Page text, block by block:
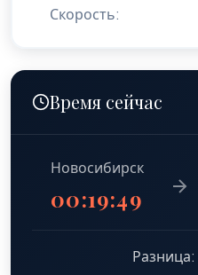
Скорость:
Время сейчас
Новосибирск
00:19:51
Разница: